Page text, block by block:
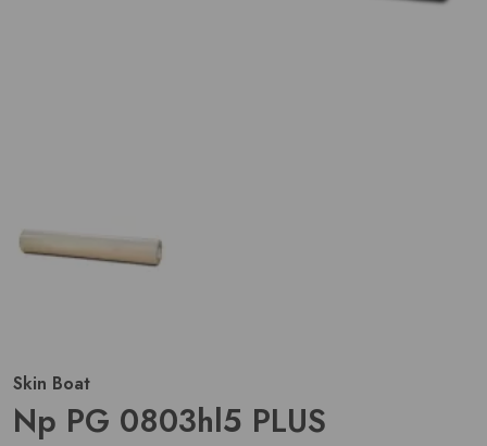
Skin Boat
Np PG 0803hl5 PLUS